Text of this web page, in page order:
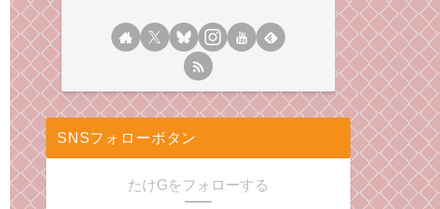
SNSフォローボタン
たけGをフォローする